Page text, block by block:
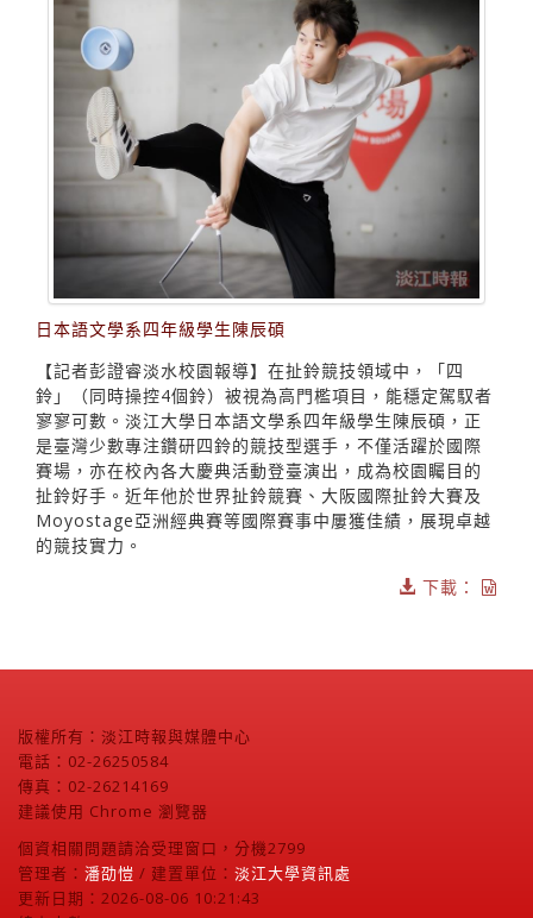
日本語文學系四年級學生陳辰碩
【記者彭證睿淡水校園報導】在扯鈴競技領域中，「四
鈴」（同時操控4個鈴）被視為高門檻項目，能穩定駕馭者
寥寥可數。淡江大學日本語文學系四年級學生陳辰碩，正
是臺灣少數專注鑽研四鈴的競技型選手，不僅活躍於國際
賽場，亦在校內各大慶典活動登臺演出，成為校園矚目的
扯鈴好手。近年他於世界扯鈴競賽、大阪國際扯鈴大賽及
Moyostage亞洲經典賽等國際賽事中屢獲佳績，展現卓越
的競技實力。
下載：
版權所有：淡江時報與媒體中心
電話：02-26250584
傳真：02-26214169
建議使用 Chrome 瀏覽器
個資相關問題請洽受理窗口，分機2799
管理者： 潘劭愷 / 建置單位： 淡江大學資訊處
更新日期：2026-08-06 10:21:43